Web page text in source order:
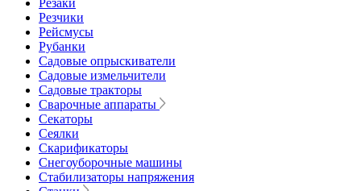
Резаки
Резчики
Рейсмусы
Рубанки
Садовые опрыскиватели
Садовые измельчители
Садовые тракторы
Сварочные аппараты
Секаторы
Сеялки
Скарификаторы
Снегоуборочные машины
Стабилизаторы напряжения